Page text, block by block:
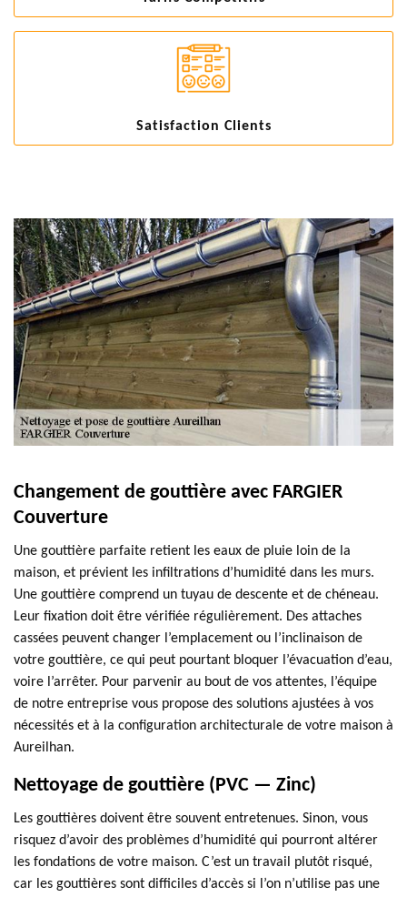
Satisfaction Clients
Changement de gouttière avec FARGIER
Couverture
Une gouttière parfaite retient les eaux de pluie loin de la
maison, et prévient les infiltrations d’humidité dans les murs.
Une gouttière comprend un tuyau de descente et de chéneau.
Leur fixation doit être vérifiée régulièrement. Des attaches
cassées peuvent changer l’emplacement ou l’inclinaison de
votre gouttière, ce qui peut pourtant bloquer l’évacuation d’eau,
voire l’arrêter. Pour parvenir au bout de vos attentes, l’équipe
de notre entreprise vous propose des solutions ajustées à vos
nécessités et à la configuration architecturale de votre maison à
Aureilhan.
Nettoyage de gouttière (PVC — Zinc)
Les gouttières doivent être souvent entretenues. Sinon, vous
risquez d’avoir des problèmes d’humidité qui pourront altérer
les fondations de votre maison. C’est un travail plutôt risqué,
car les gouttières sont difficiles d’accès si l’on n’utilise pas une